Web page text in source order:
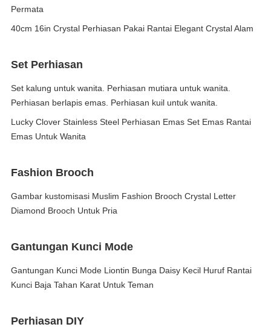
Permata
40cm 16in Crystal Perhiasan Pakai Rantai Elegant Crystal Alam
Set Perhiasan
Set kalung untuk wanita. Perhiasan mutiara untuk wanita.
Perhiasan berlapis emas. Perhiasan kuil untuk wanita.
Lucky Clover Stainless Steel Perhiasan Emas Set Emas Rantai
Emas Untuk Wanita
Fashion Brooch
Gambar kustomisasi Muslim Fashion Brooch Crystal Letter
Diamond Brooch Untuk Pria
Gantungan Kunci Mode
Gantungan Kunci Mode Liontin Bunga Daisy Kecil Huruf Rantai
Kunci Baja Tahan Karat Untuk Teman
Perhiasan DIY